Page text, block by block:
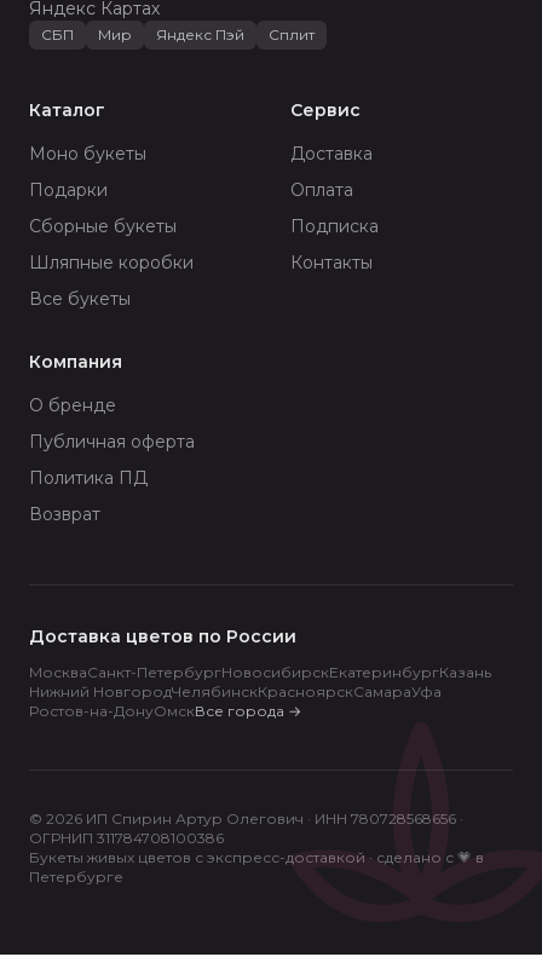
Яндекс Картах
СБП Мир Яндекс Пэй Сплит
Каталог
Моно букеты
Подарки
Сборные букеты
Шляпные коробки
Все букеты
Сервис
Доставка
Оплата
Подписка
Контакты
Компания
О бренде
Публичная оферта
Политика ПД
Возврат
Доставка цветов по России
МоскваСанкт-ПетербургНовосибирскЕкатеринбургКазань
Нижний НовгородЧелябинскКрасноярскСамараУфа
Ростов-на-ДонуОмскВсе города →
© 2026 ИП Спирин Артур Олегович · ИНН 780728568656 ·
ОГРНИП 311784708100386
Букеты живых цветов с экспресс-доставкой · сделано с 💗 в
Петербурге